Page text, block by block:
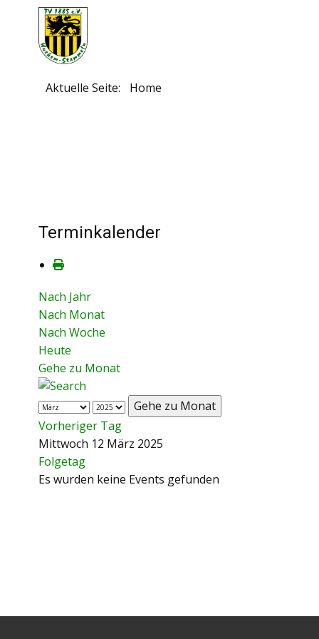
Aktuelle Seite: Home
Terminkalender
Nach Jahr
Nach Monat
Nach Woche
Heute
Gehe zu Monat
Gehe zu Monat
Vorheriger Tag
Mittwoch 12 März 2025
Folgetag
Es wurden keine Events gefunden